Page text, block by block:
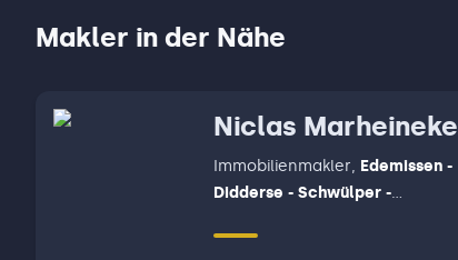
Makler in der Nähe
Niclas Marheineke
Immobilienmakler, Edemissen -
Didderse - Schwülper -